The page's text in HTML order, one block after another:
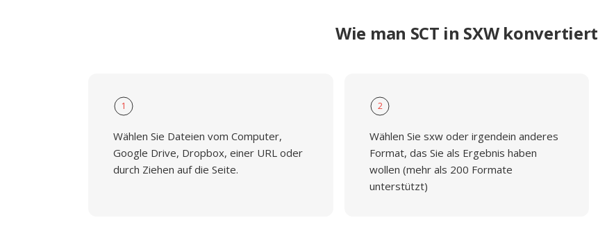
Wie man SCT in SXW konvertiert
1
Wählen Sie Dateien vom Computer,
Google Drive, Dropbox, einer URL oder
durch Ziehen auf die Seite.
2
Wählen Sie sxw oder irgendein anderes
Format, das Sie als Ergebnis haben
wollen (mehr als 200 Formate
unterstützt)